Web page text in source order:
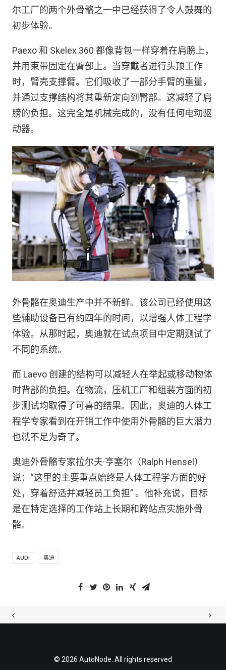
尔工厂的两个外骨骼之一中已经获得了令人鼓舞的
初步体验。
Paexo 和 Skelex 360 都像背包一样穿着在肩膀上，
并用束带固定在臀部上。当穿戴者进行头顶工作
时，臂壳支撑臂。它们吸收了一部分手臂的重量，
并通过支撑结构将其重新定向到臀部。这减轻了肩
膀的负担。这完全是机械完成的，没有任何电动驱
动器。
外骨骼在奥迪生产中并不新鲜。该公司已经使用这
些辅助设备已有约四年的时间，以增强人体工程学
体验。从那时起，奥迪就在试点项目中定期测试了
不同的系统。
而 Laevo 创建的结构可以减轻人在举起或移动物体
时背部的负担。在物流，压机工厂和组装方面的初
步测试均取得了可喜的结果。因此，奥迪的人体工
程学专家看到在开销工作中使用外骨骼的巨大潜力
也就不足为奇了。
奥迪外骨骼专家拉尔夫·亨塞尔（Ralph Hensel）
说：“这里的主要重点始终是人体工程学方面的好
处，穿着舒适并减轻员工负担” 。他补充说，目标
是在特定选择的工作站上长期和跨站点实施外骨
骼。
AUDI 奥迪
© 2026 AutoNode. All rights reserved